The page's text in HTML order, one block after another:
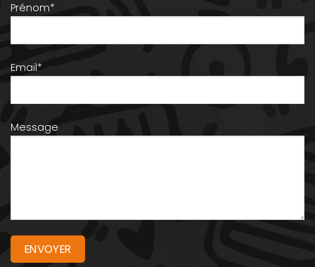
Prénom*
Email*
Message